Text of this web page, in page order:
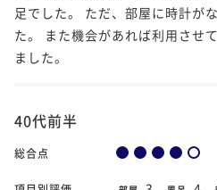
足でした。 ただ、部屋に時計が
た。 また機会があれば利用させ
ました。
40代前半
総合点